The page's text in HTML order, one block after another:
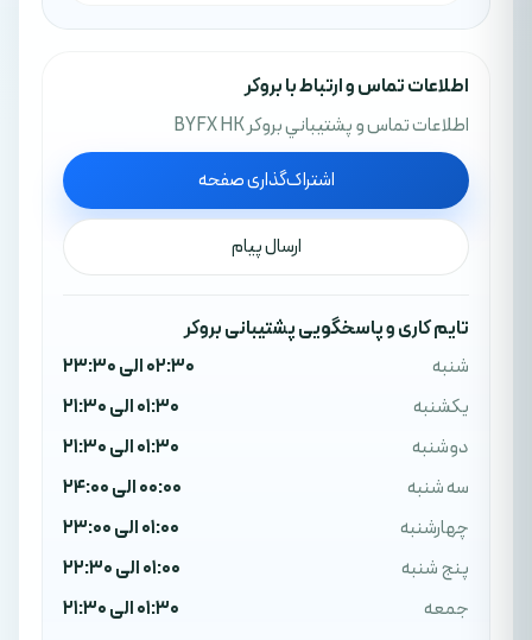
اطلاعات تماس و ارتباط با بروکر
اطلاعات تماس و پشتيباني بروکر BYFX HK
اشتراک‌گذاری صفحه
ارسال پیام
تایم کاری و پاسخگویی پشتیبانی بروکر
شنبه
02:30 الی 23:30
یکشنبه
01:30 الی 21:30
دوشنبه
01:30 الی 21:30
سه شنبه
00:00 الی 24:00
چهارشنبه
01:00 الی 23:00
پنج شنبه
01:00 الی 22:30
جمعه
01:30 الی 21:30